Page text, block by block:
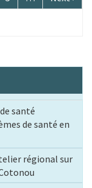
suivante
santé
de santé en
régional sur